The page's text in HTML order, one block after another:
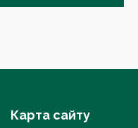
Карта сайту